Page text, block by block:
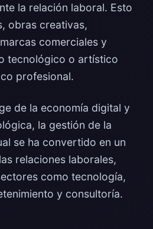
la relación laboral. Esto
obras creativas,
comerciales y
tecnológico o artístico
profesional.
de la economía digital y
la gestión de la
se ha convertido en un
relaciones laborales,
como tecnología,
y consultoría.